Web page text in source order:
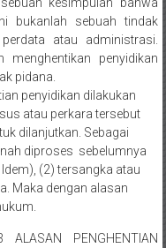
bukanlah sebuah tindak
atau administrasi.
penyidikan
pidana.
penyidikan dilakukan
atau perkara tersebut
dilanjutkan. Sebagai
diproses sebelumnya
(2) tersangka atau
Maka dengan alasan
PENGHENTIAN